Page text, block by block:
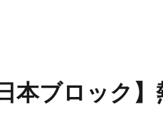
日本ブロック